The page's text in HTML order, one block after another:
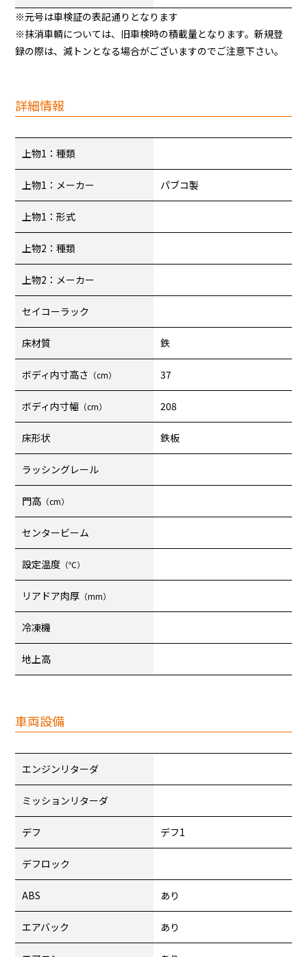
※元号は車検証の表記通りとなります
※抹消車輌については、旧車検時の積載量となります。新規登
録の際は、減トンとなる場合がございますのでご注意下さい。
詳細情報
上物1：種類
上物1：メーカー パブコ製
上物1：形式
上物2：種類
上物2：メーカー
セイコーラック
床材質 鉄
ボディ内寸高さ （cm） 37
ボディ内寸幅 （cm） 208
床形状 鉄板
ラッシングレール
門高 （cm）
センタービーム
設定温度 （℃）
リアドア肉厚 （mm）
冷凍機
地上高
車両設備
エンジンリターダ
ミッションリターダ
デフ デフ1
デフロック
ABS あり
エアバック あり